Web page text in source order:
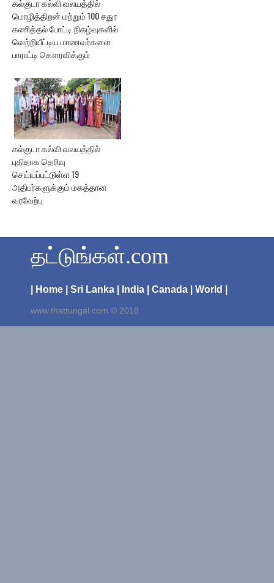
கல்குடா கல்வி வலயத்தில்
மொழித்திறன் மற்றும் 100 சதுர
கணித்தல் போட்டி நிகழ்வுகளில்
வெற்றியீட்டிய மாணவர்களை
பாராட்டி கௌரவிக்கும்
கல்குடா கல்வி வலயத்தில்
புதிதாக தெரிவு
செய்யப்பட்டுள்ள 19
அதிபர்களுக்கும் மகத்தான
வரவேற்பு
தட்டுங்கள்.com
| Home | Sri Lanka | India | Canada | World |
www.thattungal.com © 2018